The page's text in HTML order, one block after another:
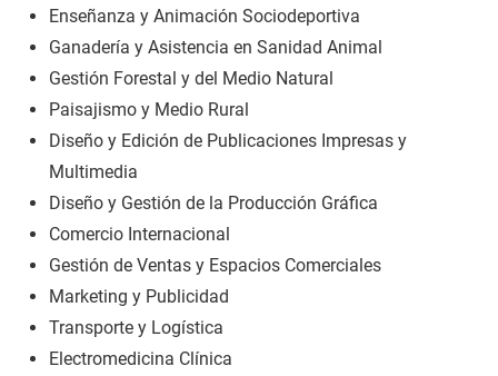
Enseñanza y Animación Sociodeportiva
Ganadería y Asistencia en Sanidad Animal
Gestión Forestal y del Medio Natural
Paisajismo y Medio Rural
Diseño y Edición de Publicaciones Impresas y
Multimedia
Diseño y Gestión de la Producción Gráfica
Comercio Internacional
Gestión de Ventas y Espacios Comerciales
Marketing y Publicidad
Transporte y Logística
Electromedicina Clínica